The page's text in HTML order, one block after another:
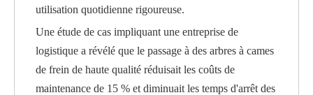
utilisation quotidienne rigoureuse.
Une étude de cas impliquant une entreprise de
logistique a révélé que le passage à des arbres à cames
de frein de haute qualité réduisait les coûts de
maintenance de 15 % et diminuait les temps d'arrêt des